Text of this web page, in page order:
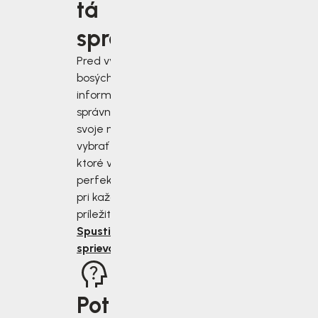
tá
správna?
Pred výberom
bosých topánok sa
informujte, ako
správne zmerať
svoje nohy a
vybrať si topánky,
ktoré vám budú
perfektne sedieť
pri každej
príležitosti.
Spustiť
sprievodcu
Potrebujete